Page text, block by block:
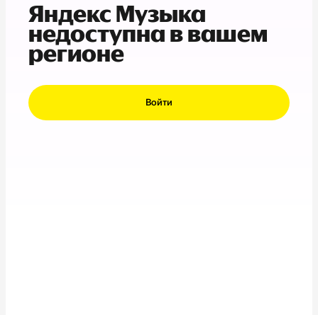
Яндекс Музыка
недоступна в вашем
регионе
Войти